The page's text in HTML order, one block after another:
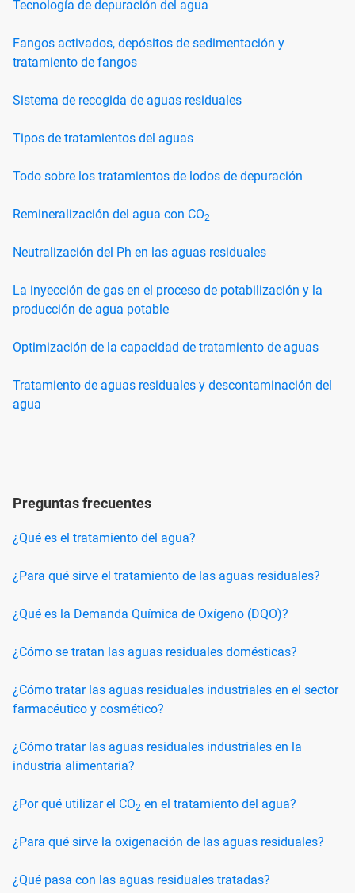
Tecnología de depuración del agua
Fangos activados, depósitos de sedimentación y
tratamiento de fangos
Sistema de recogida de aguas residuales
Tipos de tratamientos del aguas
Todo sobre los tratamientos de lodos de depuración
Remineralización del agua con CO2
Neutralización del Ph en las aguas residuales
La inyección de gas en el proceso de potabilización y la
producción de agua potable
Optimización de la capacidad de tratamiento de aguas
Tratamiento de aguas residuales y descontaminación del
agua
Preguntas frecuentes
¿Qué es el tratamiento del agua?
¿Para qué sirve el tratamiento de las aguas residuales?
¿Qué es la Demanda Química de Oxígeno (DQO)?
¿Cómo se tratan las aguas residuales domésticas?
¿Cómo tratar las aguas residuales industriales en el sector
farmacéutico y cosmético?
¿Cómo tratar las aguas residuales industriales en la
industria alimentaria?
¿Por qué utilizar el CO2 en el tratamiento del agua?
¿Para qué sirve la oxigenación de las aguas residuales?
¿Qué pasa con las aguas residuales tratadas?